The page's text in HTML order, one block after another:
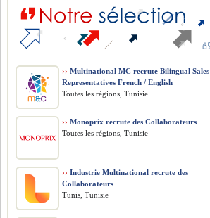
›› Multinational MC recrute Bilingual Sales
Representatives French / English
Toutes les régions, Tunisie
›› Monoprix recrute des Collaborateurs
Toutes les régions, Tunisie
›› Industrie Multinational recrute des
Collaborateurs
Tunis, Tunisie